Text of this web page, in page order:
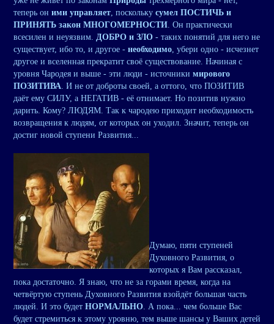
теперь он ими управляет, поскольку сумел ПОСТИЧЬ и
ПРИНЯТЬ закон МНОГОМЕРНОСТИ. Он практически
всесилен и неуязвим. ДОБРО и ЗЛО - таких понятий для него не
существует, ибо то, и другое - необходимо, убери одно - исчезнет
другое и вселенная прекратит своё существование. Начиная с
уровня Чародея и выше - эти люди - источники мирового
ПОЗИТИВА. И не от доброты своей, а оттого, что ПОЗИТИВ
даёт ему СИЛУ, а НЕГАТИВ - её отнимает. Но позитив нужно
дарить. Кому? ЛЮДЯМ. Так к чародею приходит необходимость
возвращения к людям, от которых он уходил. Значит, теперь он
достиг новой ступени Развития...
Думаю, пяти ступеней
Духовного Развития, о
которых я Вам рассказал,
пока достаточно. Я знаю, что не за горами время, когда на
четвёртую ступень Духовного Развития взойдёт большая часть
людей. И это будет НОРМАЛЬНО. А пока... чем больше Вас
будет стремиться к этому уровню, тем выше шансы у Ваших детей